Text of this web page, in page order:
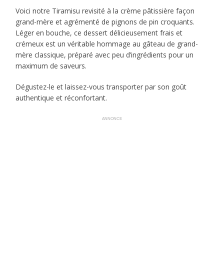
Voici notre Tiramisu revisité à la crème pâtissière façon
grand-mère et agrémenté de pignons de pin croquants.
Léger en bouche, ce dessert délicieusement frais et
crémeux est un véritable hommage au gâteau de grand-
mère classique, préparé avec peu d’ingrédients pour un
maximum de saveurs.
Dégustez-le et laissez-vous transporter par son goût
authentique et réconfortant.
ANNONCE